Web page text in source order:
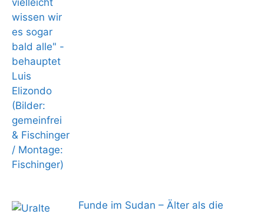
Funde im Sudan – Älter als die